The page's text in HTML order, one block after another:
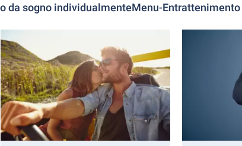
da sogno individualmenteMenu-Entrattenimento